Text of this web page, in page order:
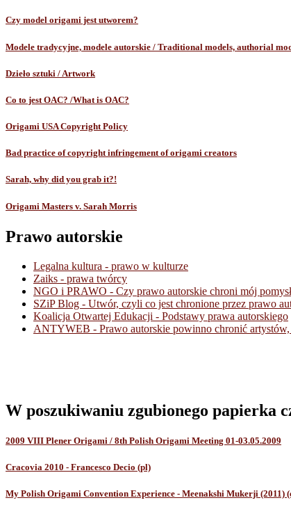
Czy model origami jest utworem?
Modele tradycyjne, modele autorskie / Traditional models, authorial
Dzieło sztuki / Artwork
Co to jest OAC? /What is OAC?
Origami USA Copyright Policy
Bad practice of copyright infringement of origami creators
Sarah, why did you grab it?!
Origami Masters v. Sarah Morris
Prawo autorskie
Legalna kultura - prawo w kulturze
Zaiks - prawa twórcy
NGO i PRAWO - Czy prawo autorskie chroni mój
SZiP Blog - Utwór, czyli co jest chronione przez prawo
Koalicja Otwartej Edukacji - Podstawy prawa autorskiego
ANTYWEB - Prawo autorskie powinno chronić artystów,
W poszukiwaniu zgubionego papierka
2009 VIII Plener Origami / 8th Polish Origami Meeting 01-03.05.2009
Cracovia 2010 - Francesco Decio (pl)
My Polish Origami Convention Experience - Meenakshi Mukerji (2011)